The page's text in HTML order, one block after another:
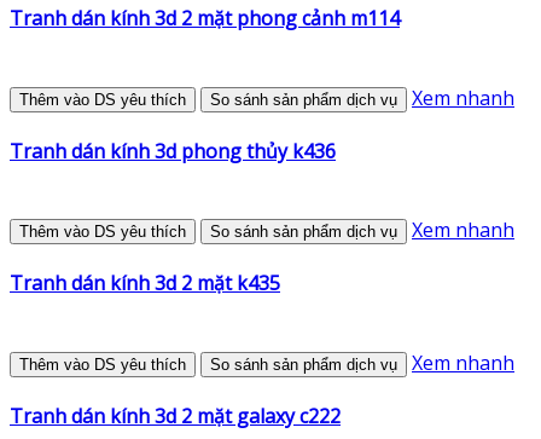
Tranh dán kính 3d 2 mặt phong cảnh m114
Thêm vào DS yêu thích So sánh sản phẩm dịch vụ Xem nhanh
Tranh dán kính 3d phong thủy k436
Thêm vào DS yêu thích So sánh sản phẩm dịch vụ Xem nhanh
Tranh dán kính 3d 2 mặt k435
Thêm vào DS yêu thích So sánh sản phẩm dịch vụ Xem nhanh
Tranh dán kính 3d 2 mặt galaxy c222